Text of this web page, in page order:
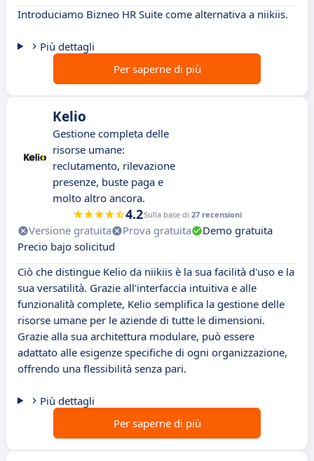
Introduciamo Bizneo HR Suite come alternativa a niikiis.
Più dettagli
Per saperne di più
Kelio
Gestione completa delle
risorse umane:
reclutamento, rilevazione
presenze, buste paga e
molto altro ancora.
4.2Sulla base di 27 recensioni
Versione gratuita Prova gratuita
Demo gratuita
Precio bajo solicitud
Ciò che distingue Kelio da niikiis è la sua facilità d'uso e la
sua versatilità. Grazie all'interfaccia intuitiva e alle
funzionalità complete, Kelio semplifica la gestione delle
risorse umane per le aziende di tutte le dimensioni.
Grazie alla sua architettura modulare, può essere
adattato alle esigenze specifiche di ogni organizzazione,
offrendo una flessibilità senza pari.
Più dettagli
Per saperne di più